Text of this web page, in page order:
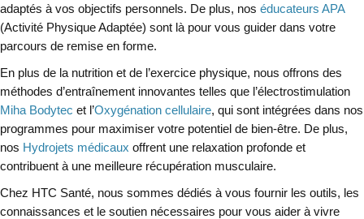
adaptés à vos objectifs personnels. De plus, nos éducateurs APA
(Activité Physique Adaptée) sont là pour vous guider dans votre
parcours de remise en forme.
En plus de la nutrition et de l’exercice physique, nous offrons des
méthodes d’entraînement innovantes telles que l’électrostimulation
Miha Bodytec et l’Oxygénation cellulaire, qui sont intégrées dans nos
programmes pour maximiser votre potentiel de bien-être. De plus,
nos Hydrojets médicaux offrent une relaxation profonde et
contribuent à une meilleure récupération musculaire.
Chez HTC Santé, nous sommes dédiés à vous fournir les outils, les
connaissances et le soutien nécessaires pour vous aider à vivre